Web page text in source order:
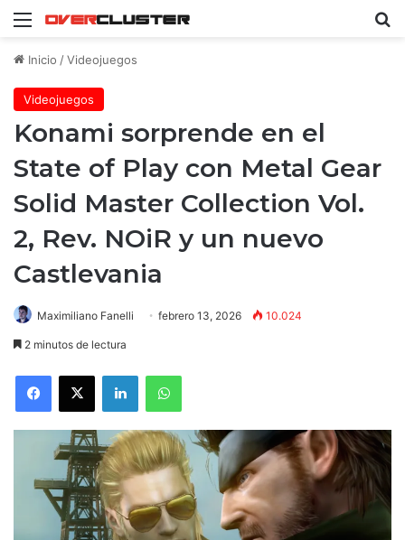
Menú
Inicio /Videojuegos
Videojuegos
Konami sorprende en el
State of Play con Metal Gear
Solid Master Collection Vol.
2, Rev. NOiR y un nuevo
Castlevania
Maximiliano Fanelli febrero 13, 2026 10.024
2 minutos de lectura
Facebook
X LinkedInWhatsApp